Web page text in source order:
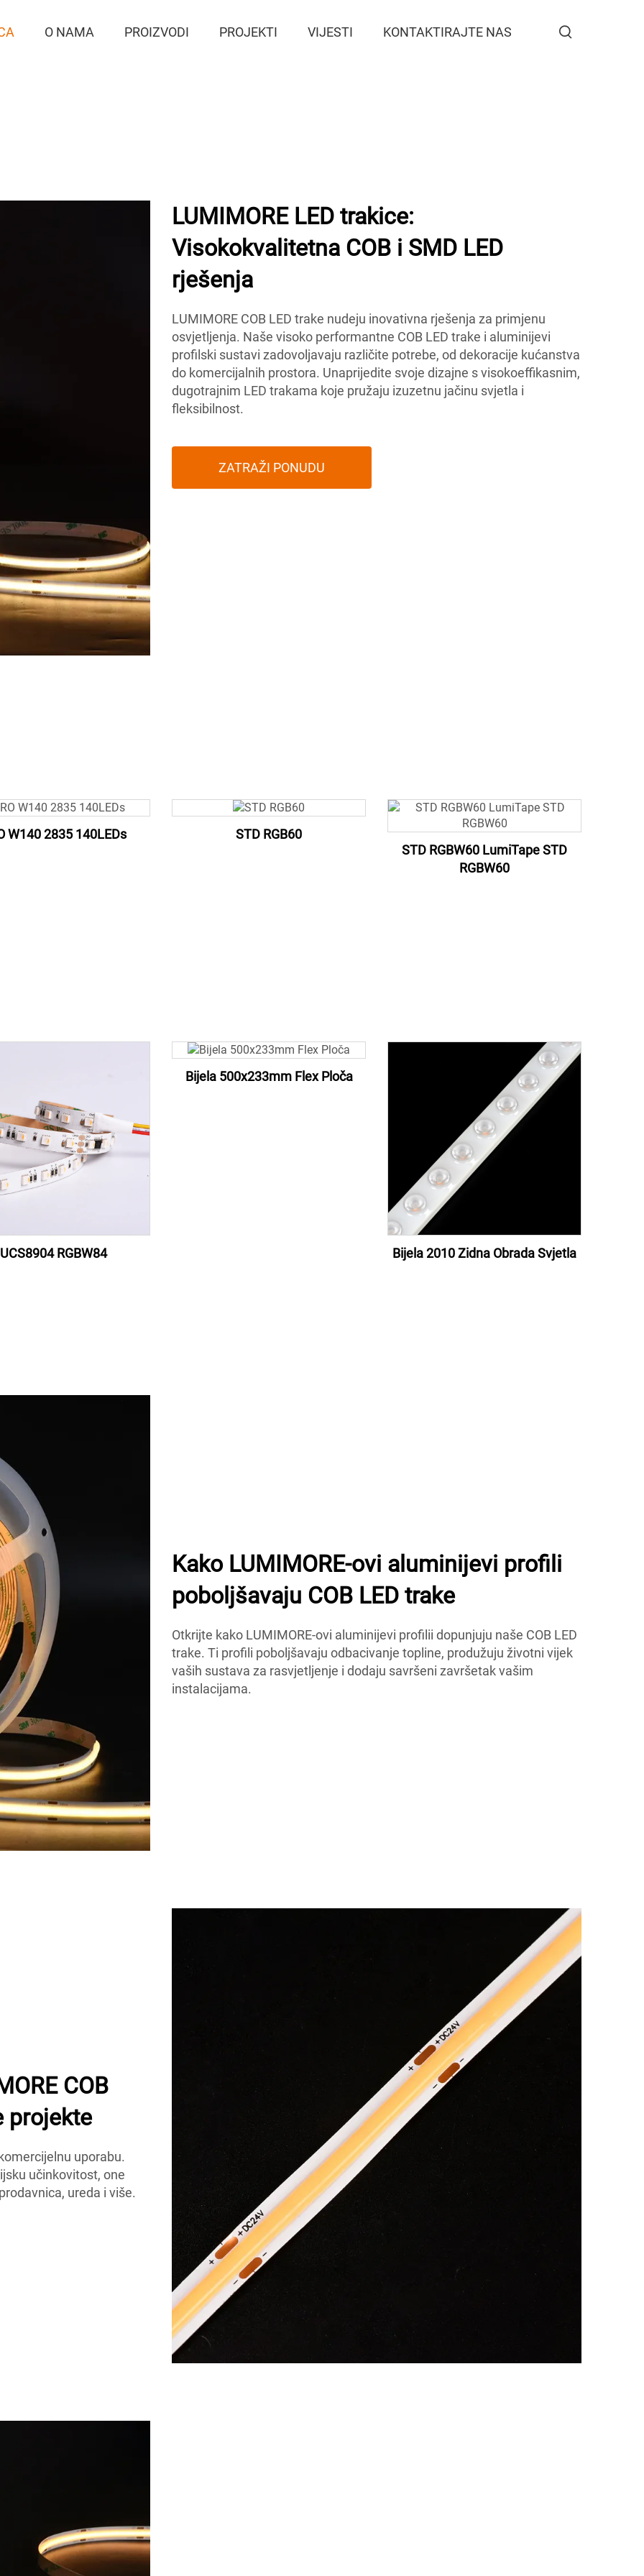
O NAMA PROIZVODI PROJEKTI VIJESTI KONTAKTIRAJTE NAS
LUMIMORE LED trakice:
Visokokvalitetna COB i SMD LED
rješenja
LUMIMORE COB LED trake nudeju inovativna rješenja za primjenu
osvjetljenja. Naše visoko performantne COB LED trake i aluminijevi
profilski sustavi zadovoljavaju različite potrebe, od dekoracije kućanstva
do komercijalnih prostora. Unaprijedite svoje dizajne s visokoeffikasnim,
dugotrajnim LED trakama koje pružaju izuzetnu jačinu svjetla i
fleksibilnost.
ZATRAŽI PONUDU
W140 2835 140LEDs
STD RGB60
STD RGBW60 LumiTape STD
RGBW60
UCS8904 RGBW84
Bijela 500x233mm Flex Ploča
Bijela 2010 Zidna Obrada Svjetla
Kako LUMIMORE-ovi aluminijevi profili
poboljšavaju COB LED trake
Otkrijte kako LUMIMORE-ovi aluminijevi profilii dopunjuju naše COB LED
trake. Ti profili poboljšavaju odbacivanje topline, produžuju životni vijek
vaših sustava za rasvjetljenje i dodaju savršeni završetak vašim
instalacijama.
COB
projekte
uporabu.
učinkovitost, one
ureda i više.